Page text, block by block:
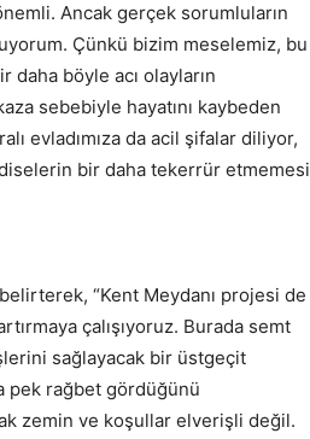
Ancak gerçek sorumluların
Çünkü bizim meselemiz, bu
daha böyle acı olayların
sebebiyle hayatını kaybeden
evladımıza da acil şifalar diliyor,
bir daha tekerrür etmemesi
“Kent Meydanı projesi de
çalışıyoruz. Burada semt
sağlayacak bir üstgeçit
pek rağbet gördüğünü
zemin ve koşullar elverişli değil.